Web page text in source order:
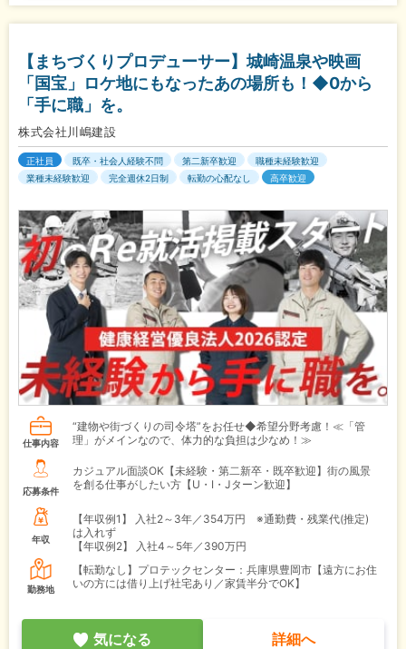
【まちづくりプロデューサー】城崎温泉や映画
「国宝」ロケ地にもなったあの場所も！◆0から
「手に職」を。
株式会社川嶋建設
正社員 既卒・社会人経験不問 第二新卒歓迎
職種未経験歓迎
業種未経験歓迎
完全週休2日制 転勤の心配なし 高卒歓迎
仕事内容
“建物や街づくりの司令塔”をお任せ◆希望分野考慮！≪「管
理」がメインなので、体力的な負担は少なめ！≫
応募条件
カジュアル面談OK【未経験・第二新卒・既卒歓迎】街の風景
を創る仕事がしたい方【U・I・Jターン歓迎】
年収
【年収例1】
入社2～3年／354万円 ※通勤費・残業代(推定)
は入れず
【年収例2】
入社4～5年／390万円
勤務地
【転勤なし】プロテックセンター：兵庫県豊岡市【遠方にお住
いの方には借り上げ社宅あり／家賃半分でOK】
気になる 詳細へ